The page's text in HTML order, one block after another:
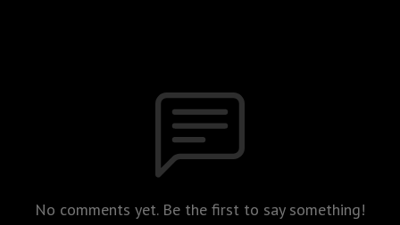
No comments yet. Be the first to say something!